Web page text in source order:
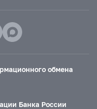
обмена
Банка России